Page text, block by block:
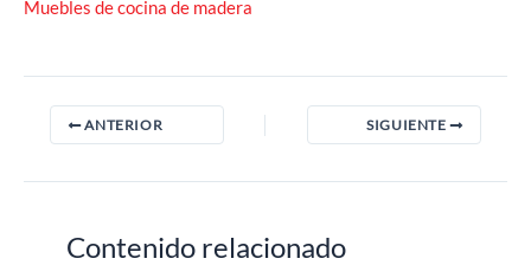
Muebles de cocina de madera
ANTERIOR SIGUIENTE
Contenido relacionado